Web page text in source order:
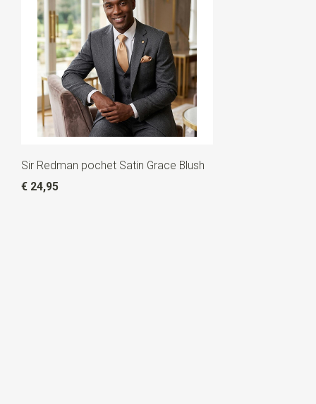
Sir Redman pochet Satin Grace Blush
€ 24,95